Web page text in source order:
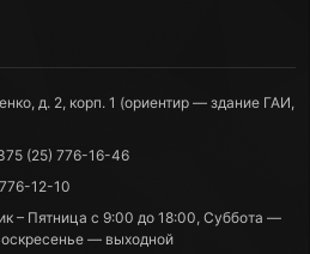
д. 2, корп. 1 (ориентир — здание ГАИ,
(25) 776-16-46
12-10
– Пятница с 9:00 до 18:00, Суббота —
— выходной